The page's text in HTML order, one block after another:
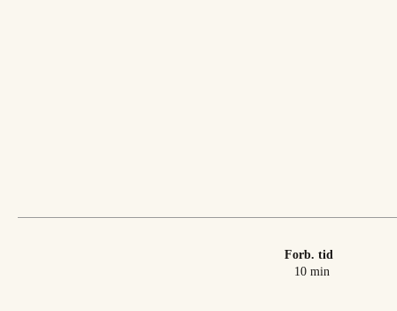
Forb. tid
10minutter
min